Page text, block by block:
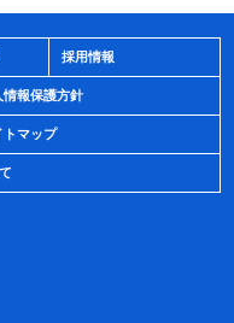
採用情報
情報保護方針
トマップ